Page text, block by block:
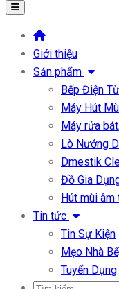
Giới thiệu
Sản phẩm
Bếp Điện
Máy Hút
Máy rửa
Lò Nướng
Dmestik
Đồ Gia
Hút mùi âm
Tin tức
Tin Sự Kiện
Mẹo Nhà
Tuyển Dụng